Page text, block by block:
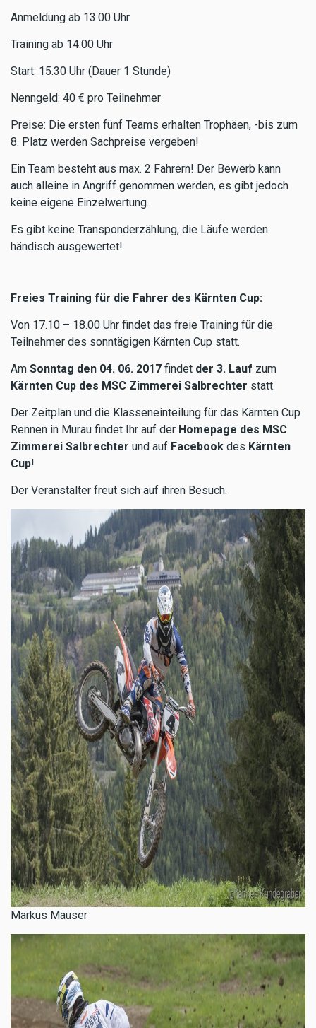
Anmeldung ab 13.00 Uhr
Training ab 14.00 Uhr
Start: 15.30 Uhr (Dauer 1 Stunde)
Nenngeld: 40 € pro Teilnehmer
Preise: Die ersten fünf Teams erhalten Trophäen, -bis zum
8. Platz werden Sachpreise vergeben!
Ein Team besteht aus max. 2 Fahrern! Der Bewerb kann
auch alleine in Angriff genommen werden, es gibt jedoch
keine eigene Einzelwertung.
Es gibt keine Transponderzählung, die Läufe werden
händisch ausgewertet!
Freies Training für die Fahrer des Kärnten Cup:
Von 17.10 – 18.00 Uhr findet das freie Training für die
Teilnehmer des sonntägigen Kärnten Cup statt.
Am Sonntag den 04. 06. 2017 findet der 3. Lauf zum
Kärnten Cup des MSC Zimmerei Salbrechter statt.
Der Zeitplan und die Klasseneinteilung für das Kärnten Cup
Rennen in Murau findet Ihr auf der Homepage des MSC
Zimmerei Salbrechter und auf Facebook des Kärnten
Cup!
Der Veranstalter freut sich auf ihren Besuch.
Markus Mauser